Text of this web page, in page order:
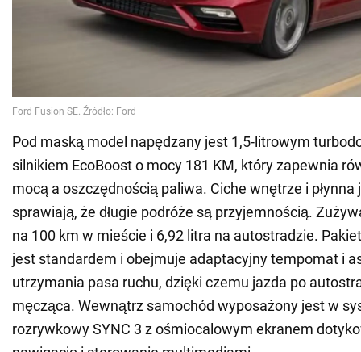
Pod maską model napędzany jest 1,5-litrowym
silnikiem EcoBoost o mocy 181 KM, który zapewnia
mocą a oszczędnością paliwa. Ciche wnętrze i płynna
sprawiają, że długie podróże są przyjemnością.
na 100 km w mieście i 6,92 litra na autostradzie.
jest standardem i obejmuje adaptacyjny tempomat i
utrzymania pasa ruchu, dzięki czemu jazda po
męcząca. Wewnątrz samochód wyposażony jest w
rozrywkowy SYNC 3 z ośmiocalowym ekranem